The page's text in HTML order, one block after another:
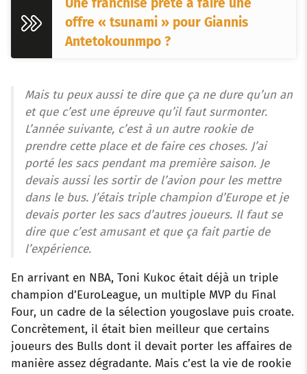
offre « tsunami » pour Giannis
Antetokounmpo ?
Mais tu peux aussi te dire que ça ne dure qu’un an
et que c’est une épreuve qu’il faut surmonter.
L’année suivante, c’est à un autre rookie de
prendre cette place et de faire ces choses. J’ai
porté les sacs pendant ma première saison. Je
devais aussi les sortir de l’avion pour les mettre
dans le bus. J’étais triple champion d’Europe et je
devais porter les sacs d’autres joueurs. Il faut se
dire que c’est amusant et que ça fait partie de
l’expérience.
En arrivant en NBA, Toni Kukoc était déjà un triple
champion d’EuroLeague, un multiple MVP du Final
Four, un cadre de la sélection yougoslave puis croate.
Concrètement, il était bien meilleur que certains
joueurs des Bulls dont il devait porter les affaires de
manière assez dégradante. Mais c’est la vie de rookie